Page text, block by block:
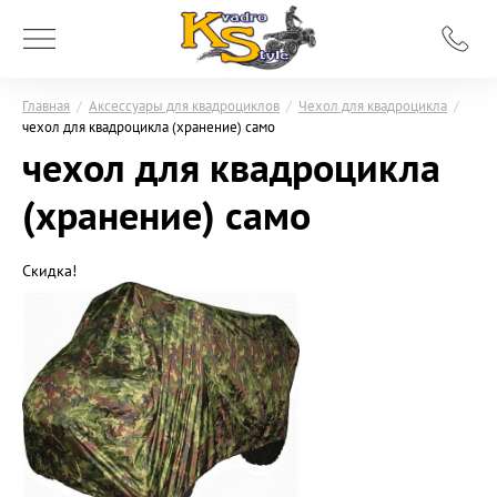
Главная / Аксессуары для квадроциклов / Чехол для квадроцикла /
чехол для квадроцикла (хранение) само
чехол для квадроцикла
(хранение) само
Скидка!